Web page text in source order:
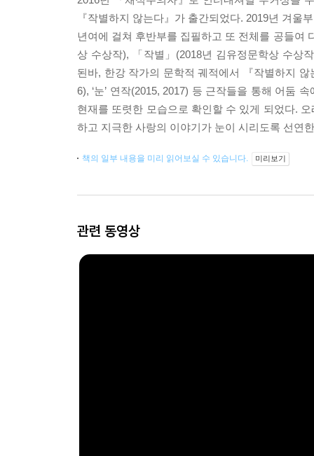
『작별하지 않는다』가 출간되었다. 2019년 겨
년여에 걸쳐 후반부를 집필하고 또 전체를 공들여
상 수상작), 「작별」(2018년 김유정문학상 수상
된바, 한강 작가의 문학적 궤적에서 『작별하지
6), ‘눈’ 연작(2015, 2017) 등 근작들을 통해 어둠
현재를 또렷한 모습으로 확인할 수 있게 되었다.
하고 지극한 사랑의 이야기가 눈이 시리도록 선연
책의 일부 내용을 미리 읽어보실 수 있습니다. 미리보기
관련 동영상